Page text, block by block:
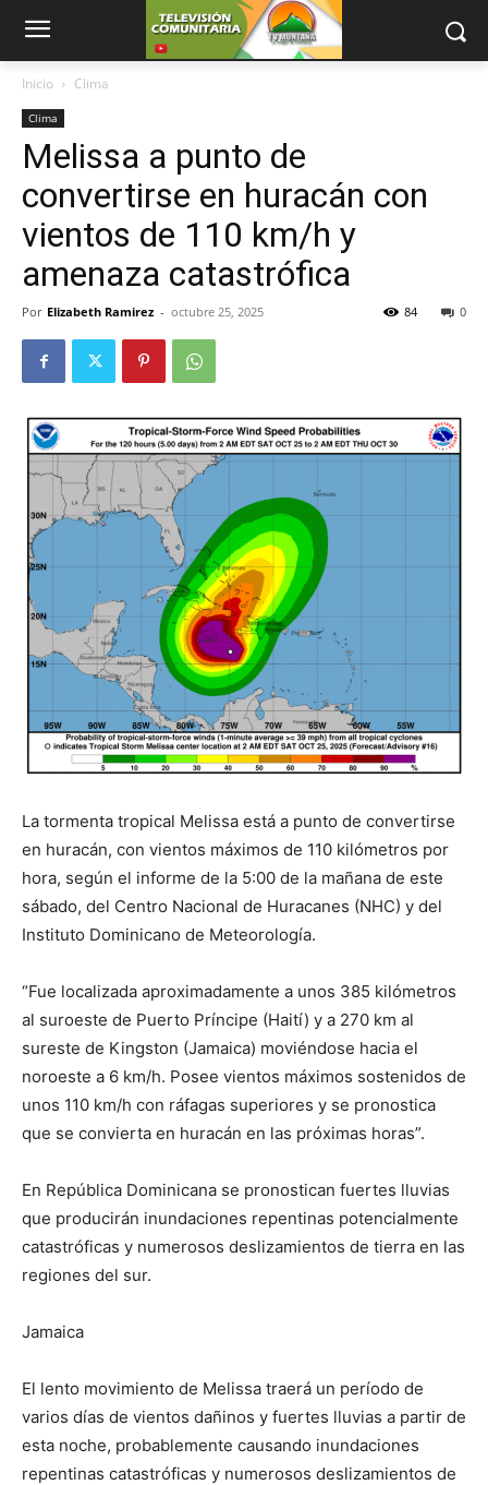
Inicio Clima
Clima
Melissa a punto de
convertirse en huracán con
vientos de 110 km/h y
amenaza catastrófica
Por Elizabeth Ramirez - octubre 25, 2025 0
84
La tormenta tropical Melissa está a punto de convertirse
en huracán, con vientos máximos de 110 kilómetros por
hora, según el informe de la 5:00 de la mañana de este
sábado, del Centro Nacional de Huracanes (NHC) y del
Instituto Dominicano de Meteorología.
“Fue localizada aproximadamente a unos 385 kilómetros
al suroeste de Puerto Príncipe (Haití) y a 270 km al
sureste de Kingston (Jamaica) moviéndose hacia el
noroeste a 6 km/h. Posee vientos máximos sostenidos de
unos 110 km/h con ráfagas superiores y se pronostica
que se convierta en huracán en las próximas horas”.
En República Dominicana se pronostican fuertes lluvias
que producirán inundaciones repentinas potencialmente
catastróficas y numerosos deslizamientos de tierra en las
regiones del sur.
Jamaica
El lento movimiento de Melissa traerá un período de
varios días de vientos dañinos y fuertes lluvias a partir de
esta noche, probablemente causando inundaciones
repentinas catastróficas y numerosos deslizamientos de